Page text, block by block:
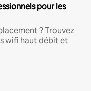
pour les
? Trouvez
wifi haut débit et